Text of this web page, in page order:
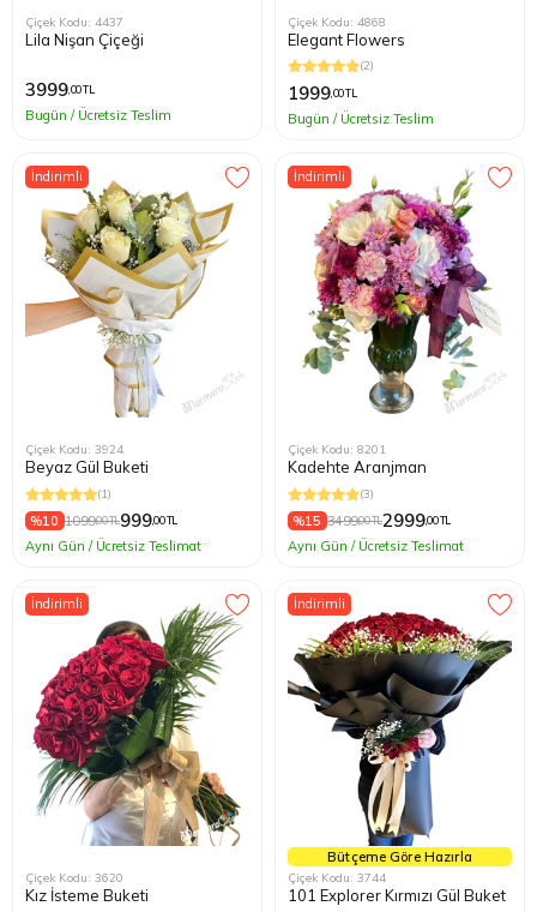
Çiçek Kodu: 4437
Lila Nişan Çiçeği
3999,00 TL
Bugün / Ücretsiz Teslim
Çiçek Kodu: 4868
Elegant Flowers
(2)
1999,00 TL
Bugün / Ücretsiz Teslim
İndirimli
Çiçek Kodu: 3924
Beyaz Gül Buketi
(1)
%10 1099,00 TL999,00 TL
Aynı Gün / Ücretsiz Teslimat
İndirimli
Çiçek Kodu: 8201
Kadehte Aranjman
(3)
%15 3499,00 TL2999,00 TL
Aynı Gün / Ücretsiz Teslimat
İndirimli
Çiçek Kodu: 3620
Kız İsteme Buketi
İndirimli
Bütçeme Göre Hazırla
Çiçek Kodu: 3744
101 Explorer Kırmızı Gül Buket